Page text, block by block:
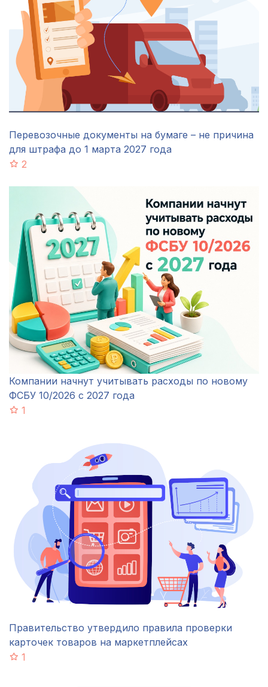
Перевозочные документы на бумаге – не причина
для штрафа до 1 марта 2027 года
2
Компании начнут учитывать расходы по новому
ФСБУ 10/2026 с 2027 года
1
Правительство утвердило правила проверки
карточек товаров на маркетплейсах
1